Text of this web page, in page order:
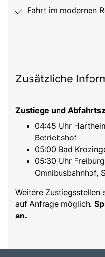
Fahrt im modernen
Zusätzliche
Zustiege und
04:45 Uhr
Betriebshof
05:00 Bad
05:30 Uhr
Omnibusbahnhof,
Weitere Zustiegsstellen
auf Anfrage möglich.
an.